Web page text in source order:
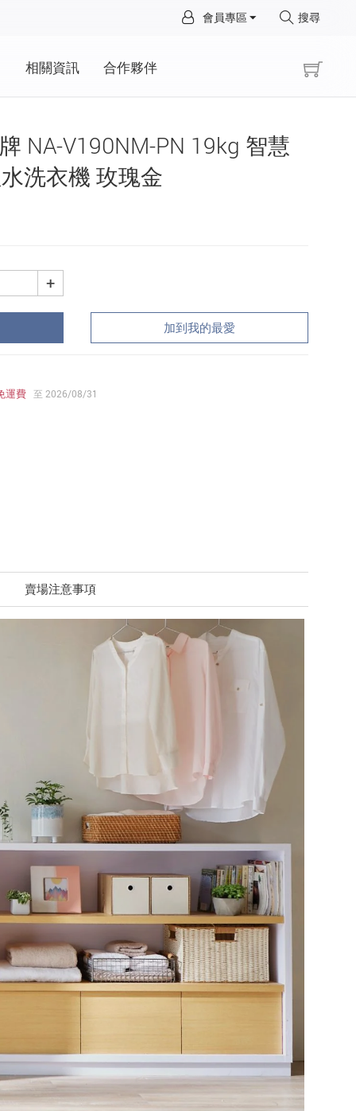
會員專區 搜尋
相關資訊 合作夥伴
NA-V190NM-PN 19kg 智慧
洗衣機 玫瑰金
+
加到我的最愛
運費 至 2026/08/31
賣場注意事項
×